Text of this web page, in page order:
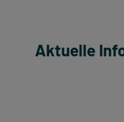
Aktuelle